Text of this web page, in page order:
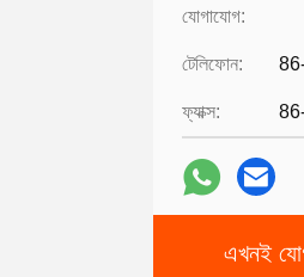
যোগাযোগ:
টেলিফোন:
ফ্যাক্স:
এখনই